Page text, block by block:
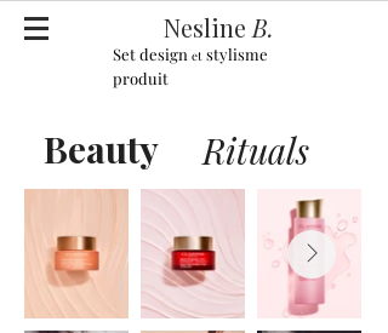
Nesline B.
Set design et stylisme
produit
Beauty Rituals